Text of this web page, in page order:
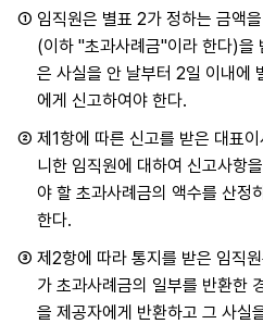
① 임직원은 별표 2가 정하는 금액
(이하 "초과사례금"이라 한다)을
은 사실을 안 날부터 2일 이내에
에게 신고하여야 한다.
② 제1항에 따른 신고를 받은 대표
니한 임직원에 대하여 신고사항
야 할 초과사례금의 액수를 산정
한다.
③ 제2항에 따라 통지를 받은 임직
가 초과사례금의 일부를 반환한
을 제공자에게 반환하고 그 사실